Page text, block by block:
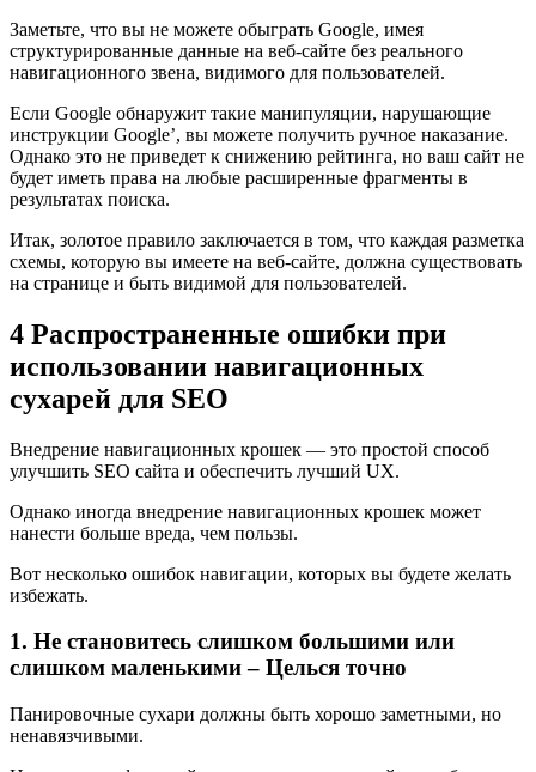
Заметьте, что вы не можете обыграть Google, имея
структурированные данные на веб-сайте без реального
навигационного звена, видимого для пользователей.
Если Google обнаружит такие манипуляции, нарушающие
инструкции Google’, вы можете получить ручное наказание.
Однако это не приведет к снижению рейтинга, но ваш сайт не
будет иметь права на любые расширенные фрагменты в
результатах поиска.
Итак, золотое правило заключается в том, что каждая разметка
схемы, которую вы имеете на веб-сайте, должна существовать
на странице и быть видимой для пользователей.
4 Распространенные ошибки при
использовании навигационных
сухарей для SEO
Внедрение навигационных крошек — это простой способ
улучшить SEO сайта и обеспечить лучший UX.
Однако иногда внедрение навигационных крошек может
нанести больше вреда, чем пользы.
Вот несколько ошибок навигации, которых вы будете желать
избежать.
1. Не становитесь слишком большими или
слишком маленькими – Целься точно
Панировочные сухари должны быть хорошо заметными, но
ненавязчивыми.